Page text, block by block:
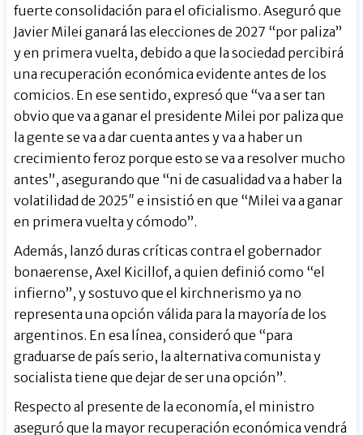
fuerte consolidación para el oficialismo. Aseguró que
Javier Milei ganará las elecciones de 2027 “por paliza”
y en primera vuelta, debido a que la sociedad percibirá
una recuperación económica evidente antes de los
comicios. En ese sentido, expresó que “va a ser tan
obvio que va a ganar el presidente Milei por paliza que
la gente se va a dar cuenta antes y va a haber un
crecimiento feroz porque esto se va a resolver mucho
antes”, asegurando que “ni de casualidad va a haber la
volatilidad de 2025″ e insistió en que “Milei va a ganar
en primera vuelta y cómodo”.
Además, lanzó duras críticas contra el gobernador
bonaerense, Axel Kicillof, a quien definió como “el
infierno”, y sostuvo que el kirchnerismo ya no
representa una opción válida para la mayoría de los
argentinos. En esa línea, consideró que “para
graduarse de país serio, la alternativa comunista y
socialista tiene que dejar de ser una opción”.
Respecto al presente de la economía, el ministro
aseguró que la mayor recuperación económica vendrá